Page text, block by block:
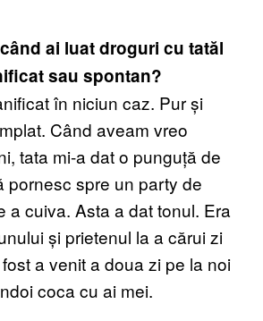
ai luat droguri cu tatăl
sau spontan?
în niciun caz. Pur și
Când aveam vreo
tata mi-a dat o punguță de
pornesc spre un party de
a cuiva. Asta a dat tonul. Era
și prietenul la a cărui zi
a venit a doua zi pe la noi
coca cu ai mei.